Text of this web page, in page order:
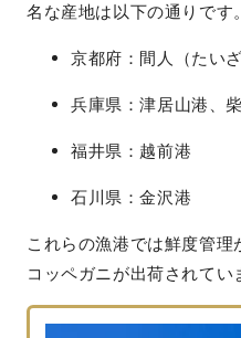
名な産地は以下の通りです。
京都府：間人（たい
兵庫県：津居山港、
福井県：越前港
石川県：金沢港
これらの漁港では鮮度管
コッペガニが出荷されてい